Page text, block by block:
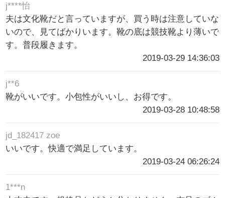
j****怡
夫は文化靴だと言っていますが、買う時は注意していな
いので、見てばかりいます。靴の底は競技靴より薄いで
す。普段履きます。
2019-03-29 14:36:03
j**6
靴がいいです。小包性がいいし、お得です。
2019-03-28 10:48:58
jd_182417 zoe
いいです。快適で満足しています。
2019-03-24 06:26:24
1***n